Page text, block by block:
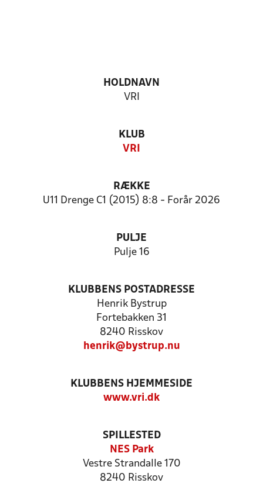
HOLDNAVN
VRI
KLUB
VRI
RÆKKE
U11 Drenge C1 (2015) 8:8 - Forår 2026
PULJE
Pulje 16
KLUBBENS POSTADRESSE
Henrik Bystrup
Fortebakken 31
8240 Risskov
henrik@bystrup.nu
KLUBBENS HJEMMESIDE
www.vri.dk
SPILLESTED
NES Park
Vestre Strandalle 170
8240 Risskov